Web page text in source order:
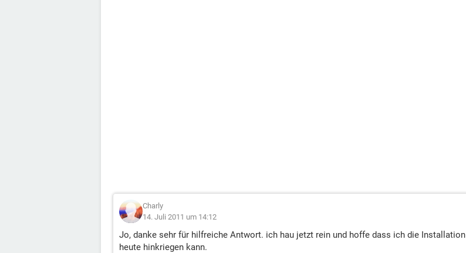
Charly
14. Juli 2011 um 14:12
Jo, danke sehr für hilfreiche Antwort. ich hau jetzt rein und hoffe dass ich die Installation
heute hinkriegen kann.